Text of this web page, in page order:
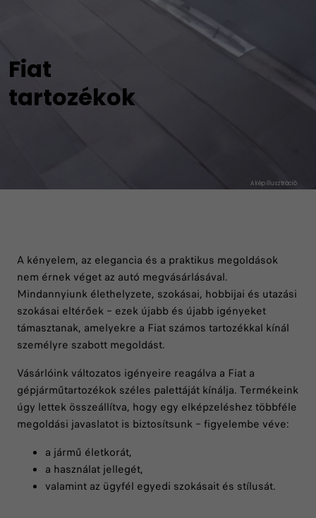
Fiat
tartozékok
A kényelem, az elegancia és a praktikus megoldások
nem érnek véget az autó megvásárlásával.
Mindannyiunk élethelyzete, szokásai, hobbijai és utazási
szokásai eltérőek – ezek újabb és újabb igényeket
támasztanak, amelyekre a Fiat számos tartozékkal kínál
személyre szabott megoldást.
Vásárlóink változatos igényeire reagálva a Fiat a
gépjárműtartozékok széles palettáját kínálja. Termékeink
úgy lettek összeállítva, hogy egy elképzeléshez többféle
megoldási javaslatot is biztosítsunk – figyelembe véve:
a jármű életkorát,
a használat jellegét,
valamint az ügyfél egyedi szokásait és stílusát.